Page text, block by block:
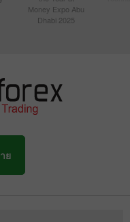
Money Expo Abu
Dhabi 2025
ย